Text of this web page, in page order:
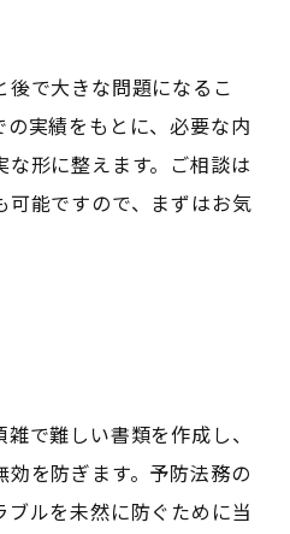
で大きな問題になるこ
の実績をもとに、必要な内
形に整えます。ご相談は
能ですので、まずはお気
で難しい書類を作成し、
を防ぎます。予防法務の
ルを未然に防ぐために当